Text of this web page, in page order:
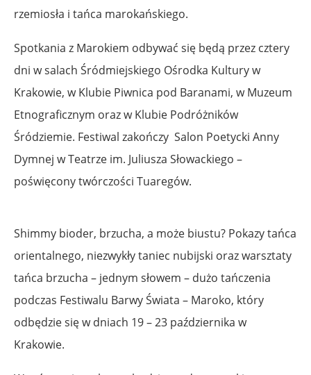
rzemiosła i tańca marokańskiego.
Spotkania z Marokiem odbywać się będą przez cztery
dni w salach Śródmiejskiego Ośrodka Kultury w
Krakowie, w Klubie Piwnica pod Baranami, w Muzeum
Etnograficznym oraz w Klubie Podróżników
Śródziemie. Festiwal zakończy Salon Poetycki Anny
Dymnej w Teatrze im. Juliusza Słowackiego –
poświęcony twórczości Tuaregów.
Shimmy bioder, brzucha, a może biustu? Pokazy tańca
orientalnego, niezwykły taniec nubijski oraz warsztaty
tańca brzucha – jednym słowem – dużo tańczenia
podczas Festiwalu Barwy Świata – Maroko, który
odbędzie się w dniach 19 – 23 października w
Krakowie.